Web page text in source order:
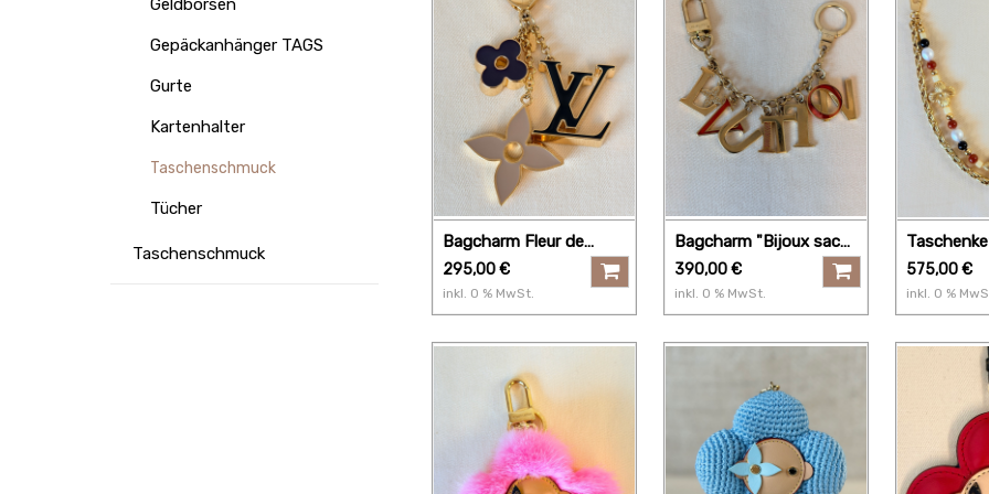
Geldbörsen
Gepäckanhänger TAGS
Gurte
Kartenhalter
Taschenschmuck
Tücher
Taschenschmuck
Bagcharm Fleur de
Monogram
295,00€
inkl. 0 % MwSt.
Bagcharm "Bijoux sac
Vuitton"
390,00€
inkl. 0 % MwSt.
Ornaments
575,00€
inkl. 0 %